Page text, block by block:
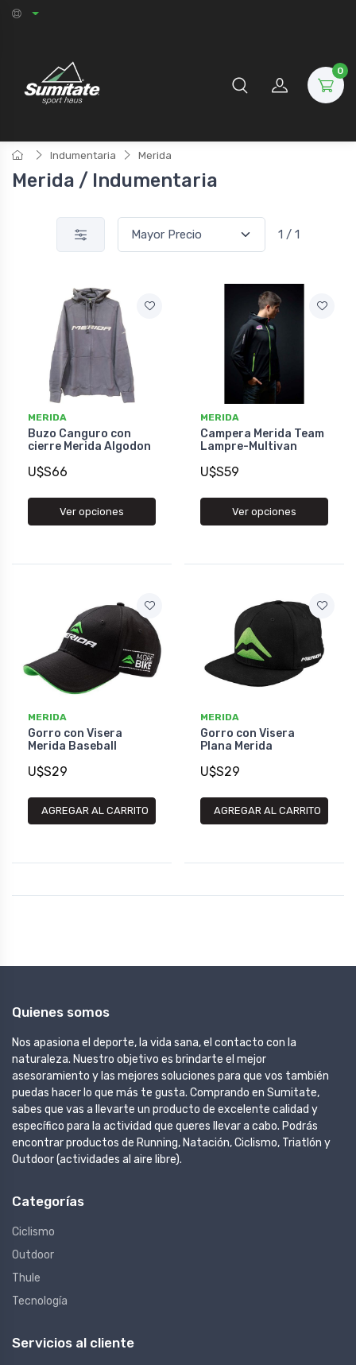
0
Indumentaria Merida
Merida / Indumentaria
1 / 1
MERIDA
Buzo Canguro con
cierre Merida Algodon
U$S66
Ver opciones
MERIDA
Campera Merida Team
Lampre-Multivan
U$S59
Ver opciones
MERIDA
Gorro con Visera
Merida Baseball
U$S29
AGREGAR AL CARRITO
MERIDA
Gorro con Visera
Plana Merida
U$S29
AGREGAR AL CARRITO
Quienes somos
Nos apasiona el deporte, la vida sana, el contacto con la
naturaleza. Nuestro objetivo es brindarte el mejor
asesoramiento y las mejores soluciones para que vos también
puedas hacer lo que más te gusta. Comprando en Sumitate,
sabes que vas a llevarte un producto de excelente calidad y
específico para la actividad que queres llevar a cabo. Podrás
encontrar productos de Running, Natación, Ciclismo, Triatlón y
Outdoor (actividades al aire libre).
Categorías
Ciclismo
Outdoor
Thule
Tecnología
Servicios al cliente